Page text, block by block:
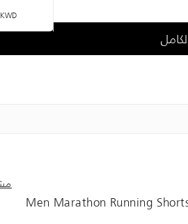
Men Marathon Running